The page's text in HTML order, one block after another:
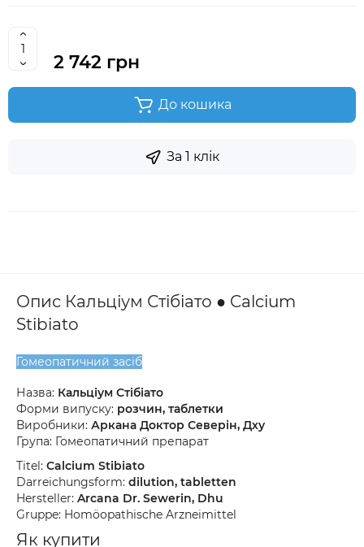
2 742 грн
До кошика
За 1 клік
Опис Кальціум Стібіато ● Calcium
Stibiato
Гомеопатичний засіб
Назва: Кальціум Стібіато
Форми випуску: розчин, таблетки
Виробники: Аркана Доктор Северін, Дху
Група: Гомеопатичний препарат
Titel: Calcium Stibiato
Darreichungsform: dilution, tabletten
Hersteller: Arcana Dr. Sewerin, Dhu
Gruppe: Homöopathische Arzneimittel
Як купити